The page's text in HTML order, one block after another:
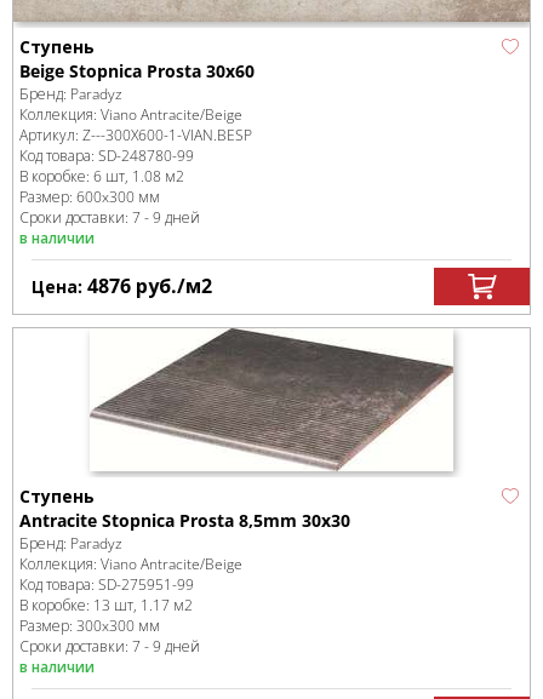
Ступень
Beige Stopnica Prosta 30x60
Бренд: Paradyz
Коллекция: Viano Antracite/Beige
Артикул: Z---300X600-1-VIAN.BESP
Код товара: SD-248780-99
В коробке: 6 шт, 1.08 м2
Размер: 600x300 мм
Сроки доставки: 7 - 9 дней
в наличии
Цена: 4876 руб./м2
Ступень
Antracite Stopnica Prosta 8,5mm 30x30
Бренд: Paradyz
Коллекция: Viano Antracite/Beige
Код товара: SD-275951-99
В коробке: 13 шт, 1.17 м2
Размер: 300x300 мм
Сроки доставки: 7 - 9 дней
в наличии